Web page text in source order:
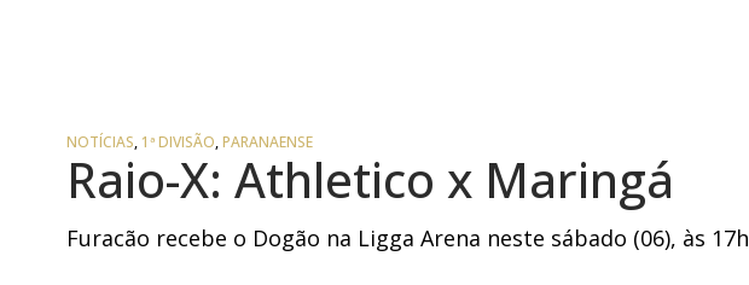
NOTÍCIAS, 1ª DIVISÃO,PARANAENSE
Raio-X: Athletico x Maringá
Furacão recebe o Dogão na Ligga Arena neste sábado (06), às 17h